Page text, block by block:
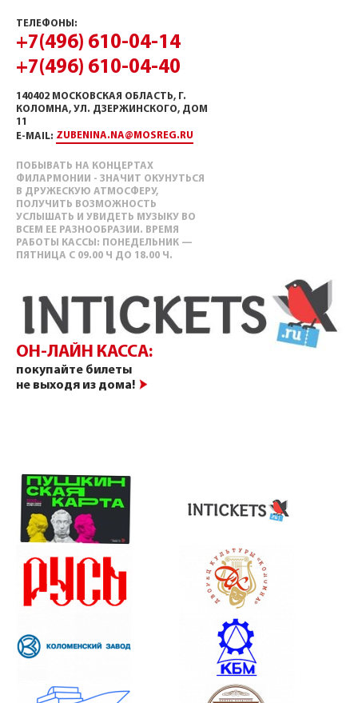
ТЕЛЕФОНЫ:
+7(496) 610-04-14
+7(496) 610-04-40
140402 МОСКОВСКАЯ ОБЛАСТЬ, Г.
КОЛОМНА, УЛ. ДЗЕРЖИНСКОГО, ДОМ
11
E-MAIL: ZUBENINA.NA@MOSREG.RU
ПОБЫВАТЬ НА КОНЦЕРТАХ
ФИЛАРМОНИИ - ЗНАЧИТ ОКУНУТЬСЯ
В ДРУЖЕСКУЮ АТМОСФЕРУ,
ПОЛУЧИТЬ ВОЗМОЖНОСТЬ
УСЛЫШАТЬ И УВИДЕТЬ МУЗЫКУ ВО
ВСЕМ ЕЕ РАЗНООБРАЗИИ. ВРЕМЯ
РАБОТЫ КАССЫ: ПОНЕДЕЛЬНИК —
ПЯТНИЦА С 09.00 Ч ДО 18.00 Ч.
ОН-ЛАЙН КАССА:
покупайте билеты
не выходя из дома!